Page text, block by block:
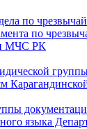
по
по
МЧС РК
языка